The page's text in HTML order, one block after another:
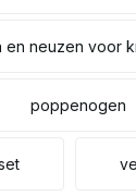
en neuzen voor
poppenogen